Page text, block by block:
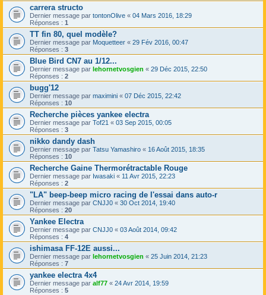
carrera structo
Dernier message par tontonOlive « 04 Mars 2016, 18:29
Réponses : 1
TT fin 80, quel modèle?
Dernier message par Moquetteer « 29 Fév 2016, 00:47
Réponses : 3
Blue Bird CN7 au 1/12...
Dernier message par lehornetvosgien « 29 Déc 2015, 22:50
Réponses : 2
bugg'12
Dernier message par maximini « 07 Déc 2015, 22:42
Réponses : 10
Recherche pièces yankee electra
Dernier message par Tof21 « 03 Sep 2015, 00:05
Réponses : 3
nikko dandy dash
Dernier message par Tatsu Yamashiro « 16 Août 2015, 18:35
Réponses : 10
Recherche Gaine Thermorétractable Rouge
Dernier message par Iwasaki « 11 Avr 2015, 22:23
Réponses : 2
"LA" beep-beep micro racing de l'essai dans auto-r
Dernier message par CNJJ0 « 30 Oct 2014, 19:40
Réponses : 20
Yankee Electra
Dernier message par CNJJ0 « 03 Août 2014, 09:42
Réponses : 4
ishimasa FF-12E aussi...
Dernier message par lehornetvosgien « 25 Juin 2014, 21:23
Réponses : 7
yankee electra 4x4
Dernier message par alf77 « 24 Avr 2014, 19:59
Réponses : 5